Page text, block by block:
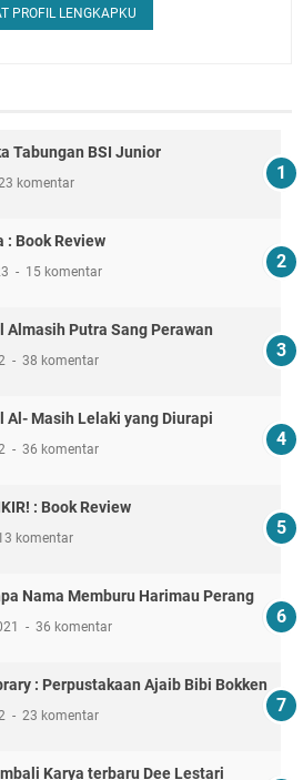
PROFIL LENGKAPKU
Tabungan BSI Junior
komentar
: Book Review
15 komentar
Almasih Putra Sang Perawan
38 komentar
Al- Masih Lelaki yang Diurapi
36 komentar
: Book Review
komentar
Nama Memburu Harimau Perang
36 komentar
: Perpustakaan Ajaib Bibi Bokken
23 komentar
Karya terbaru Dee Lestari